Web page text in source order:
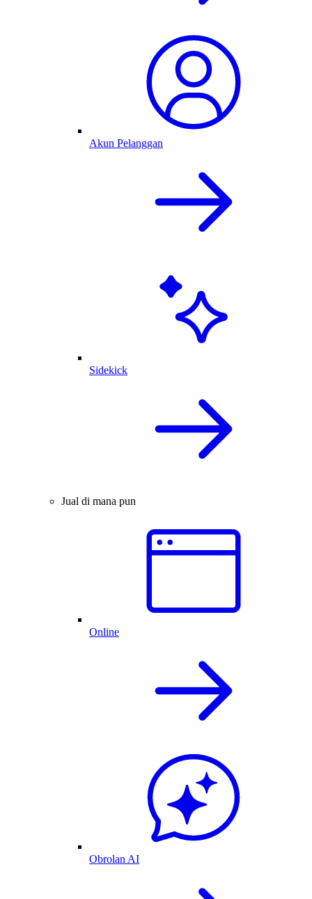
Akun Pelanggan
Sidekick
Jual di mana pun
Online
Obrolan AI